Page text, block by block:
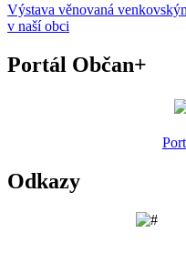
Výstava věnovaná
v naší obci
Portál Občan+
Odkazy